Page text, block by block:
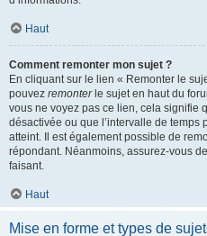
Haut
Comment remonter mon sujet ?
En cliquant sur le lien « Remonter le
pouvez remonterle sujet en haut du
vous ne voyez pas ce lien, cela signifie
désactivée ou que l’intervalle de temps
atteint. Il est également possible de
répondant. Néanmoins, assurez-vous
faisant.
Haut
Mise en forme et types de